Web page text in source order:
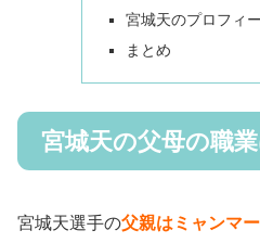
宮城天のプロフィ
まとめ
宮城天の父母の職業
宮城天選手の父親はミャンマー